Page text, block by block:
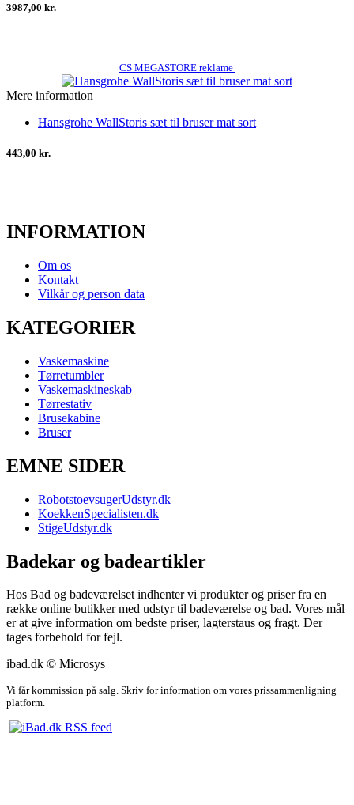
3987,00 kr.
CS MEGASTORE reklame
Mere information
Hansgrohe WallStoris sæt til bruser mat sort
443,00 kr.
INFORMATION
Om os
Kontakt
Vilkår og person data
KATEGORIER
Vaskemaskine
Tørretumbler
Vaskemaskineskab
Tørrestativ
Brusekabine
Bruser
EMNE SIDER
RobotstoevsugerUdstyr.dk
KoekkenSpecialisten.dk
StigeUdstyr.dk
Badekar og badeartikler
Hos Bad og badeværelset indhenter vi produkter og priser fra en
række online butikker med udstyr til badeværelse og bad. Vores mål
er at give information om bedste priser, lagterstaus og fragt. Der
tages forbehold for fejl.
ibad.dk © Microsys
Vi får kommission på salg. Skriv for information om vores prissammenligning
platform.